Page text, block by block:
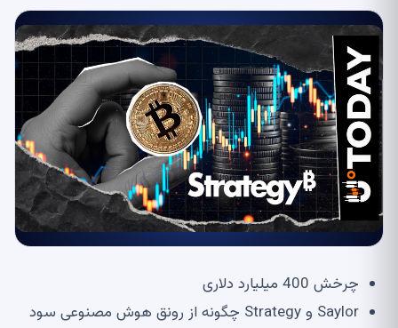
چرخش 400 میلیارد دلاری
Saylor و Strategy چگونه از رونق هوش مصنوعی سود